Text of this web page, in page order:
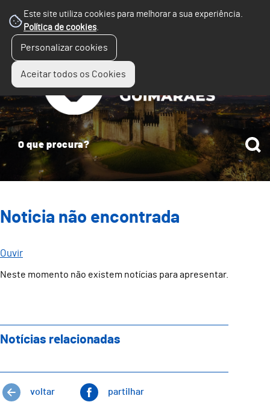
Este site utiliza cookies para melhorar a sua experiência.
Política de cookies.
Personalizar cookies
Aceitar todos os Cookies
Noticia não encontrada
Ouvir
Neste momento não existem notícias para apresentar.
Notícias relacionadas
voltar partilhar